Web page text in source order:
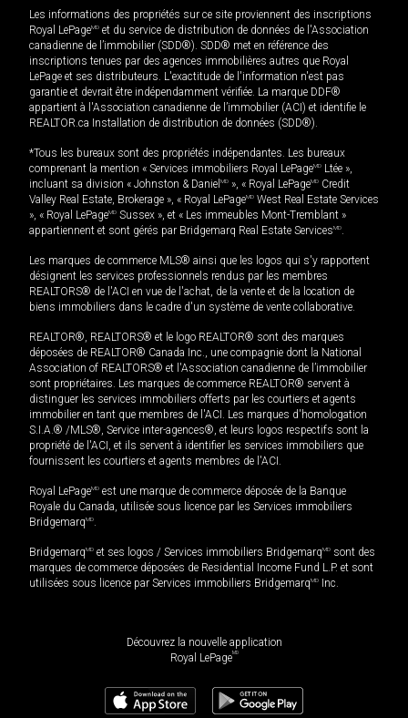
Les informations des propriétés sur ce site proviennent des inscriptions
Royal LePageMD et du service de distribution de données de l'Association
canadienne de l’immobilier (SDD®). SDD® met en référence des
inscriptions tenues par des agences immobilières autres que Royal
LePage et ses distributeurs. L'exactitude de l'information n'est pas
garantie et devrait être indépendamment vérifiée. La marque DDF®
appartient à l'Association canadienne de l’immobilier (ACI) et identifie le
REALTOR.ca Installation de distribution de données (SDD®).
*Tous les bureaux sont des propriétés indépendantes. Les bureaux
comprenant la mention « Services immobiliers Royal LePageMD Ltée »,
incluant sa division « Johnston & Daniel MD », « Royal LePageMD Credit
Valley Real Estate, Brokerage », « Royal LePageMD West Real Estate Services
», « Royal LePageMD Sussex », et « Les immeubles Mont-Tremblant »
appartiennent et sont gérés par Bridgemarq Real Estate ServicesMD
Les marques de commerce MLS® ainsi que les logos qui s'y rapportent
désignent les services professionnels rendus par les membres
REALTORS® de l'ACI en vue de l'achat, de la vente et de la location de
biens immobiliers dans le cadre d'un système de vente collaborative.
REALTOR®, REALTORS® et le logo REALTOR® sont des marques
déposées de REALTOR® Canada Inc., une compagnie dont la National
Association of REALTORS® et l'Association canadienne de l’immobilier
sont propriétaires. Les marques de commerce REALTOR® servent à
distinguer les services immobiliers offerts par les courtiers et agents
immobilier en tant que membres de l'ACI. Les marques d'homologation
S.I.A.® /MLS®, Service inter-agences®, et leurs logos respectifs sont la
propriété de l'ACI, et ils servent à identifier les services immobiliers que
fournissent les courtiers et agents membres de l'ACI.
Royal LePageMD est une marque de commerce déposée de la Banque
Royale du Canada, utilisée sous licence par les Services immobiliers
BridgemarqMD
BridgemarqMD et ses logos / Services immobiliers BridgemarqMD sont des
marques de commerce déposées de Residential Income Fund L.P. et sont
utilisées sous licence par Services immobiliers BridgemarqMD Inc.
Découvrez la nouvelle application
Royal LePageMD